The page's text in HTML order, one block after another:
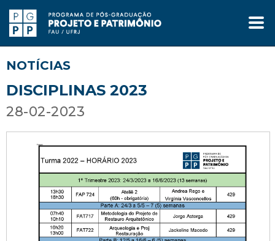
NOTÍCIAS
DISCIPLINAS 2023
28-02-2023